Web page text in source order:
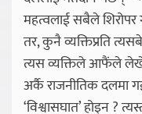
महत्वलाई सबैले शिरोपर
तर, कुनै व्यक्तिप्रति
त्यस व्यक्तिले आफैंले लेखेको
अर्कै राजनीतिक दलमा
‘विश्वासघात’ होइन ?